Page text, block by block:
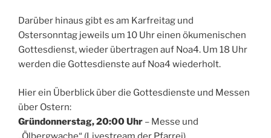
Darüber hinaus gibt es am Karfreitag und
Ostersonntag jeweils um 10 Uhr einen ökumenischen
Gottesdienst, wieder übertragen auf Noa4. Um 18 Uhr
werden die Gottesdienste auf Noa4 wiederholt.
Hier ein Überblick über die Gottesdienste und Messen
über Ostern:
Gründonnerstag, 20:00 Uhr – Messe und